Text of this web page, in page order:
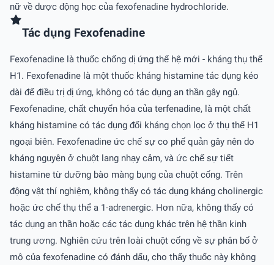
nữ về dược động học của fexofenadine hydrochloride.
Tác dụng Fexofenadine
Fexofenadine là thuốc chống dị ứng thế hệ mới - kháng thụ thể
H1. Fexofenadine là một thuốc kháng histamine tác dụng kéo
dài để điều trị dị ứng, không có tác dụng an thần gây ngủ.
Fexofenadine, chất chuyển hóa của terfenadine, là một chất
kháng histamine có tác dụng đối kháng chọn lọc ở thụ thể H1
ngoại biên. Fexofenadine ức chế sự co phế quản gây nên do
kháng nguyên ở chuột lang nhạy cảm, và ức chế sự tiết
histamine từ dưỡng bào màng bụng của chuột cống. Trên
động vật thí nghiệm, không thấy có tác dụng kháng cholinergic
hoặc ức chế thụ thể a 1-adrenergic. Hơn nữa, không thấy có
tác dụng an thần hoặc các tác dụng khác trên hệ thần kinh
trung ương. Nghiên cứu trên loài chuột cống về sự phân bố ở
mô của fexofenadine có đánh dấu, cho thấy thuốc này không